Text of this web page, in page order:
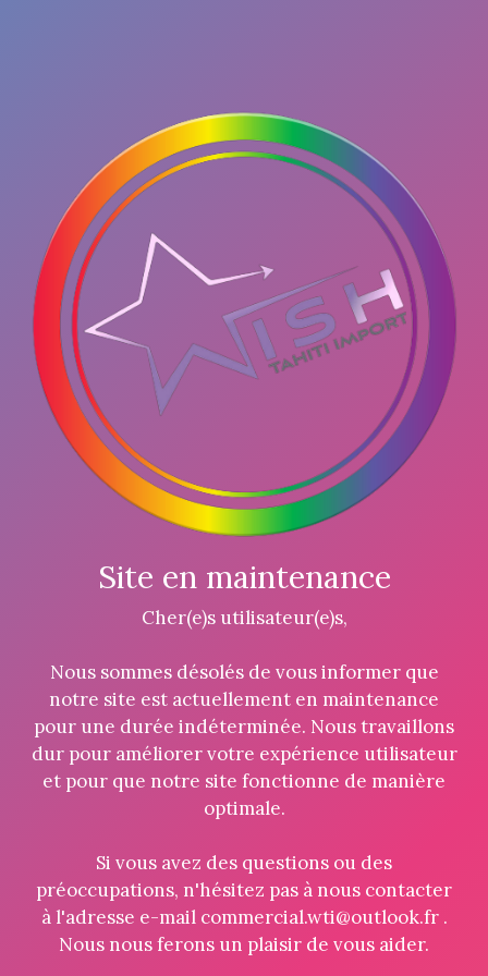
Site en maintenance
Cher(e)s utilisateur(e)s,
Nous sommes désolés de vous informer que
notre site est actuellement en maintenance
pour une durée indéterminée. Nous travaillons
dur pour améliorer votre expérience utilisateur
et pour que notre site fonctionne de manière
optimale.
Si vous avez des questions ou des
préoccupations, n'hésitez pas à nous contacter
à l'adresse e-mail commercial.wti@outlook.fr .
Nous nous ferons un plaisir de vous aider.